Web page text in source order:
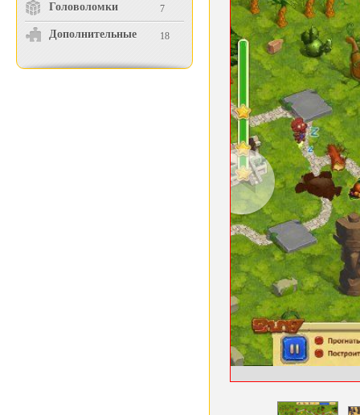
Головоломки 7
Дополнительные 18